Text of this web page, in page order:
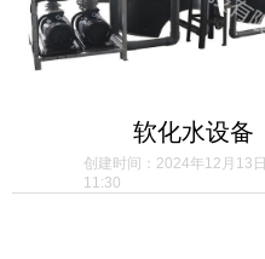
软化水设备
创建时间： 2024年12月13日
11:30